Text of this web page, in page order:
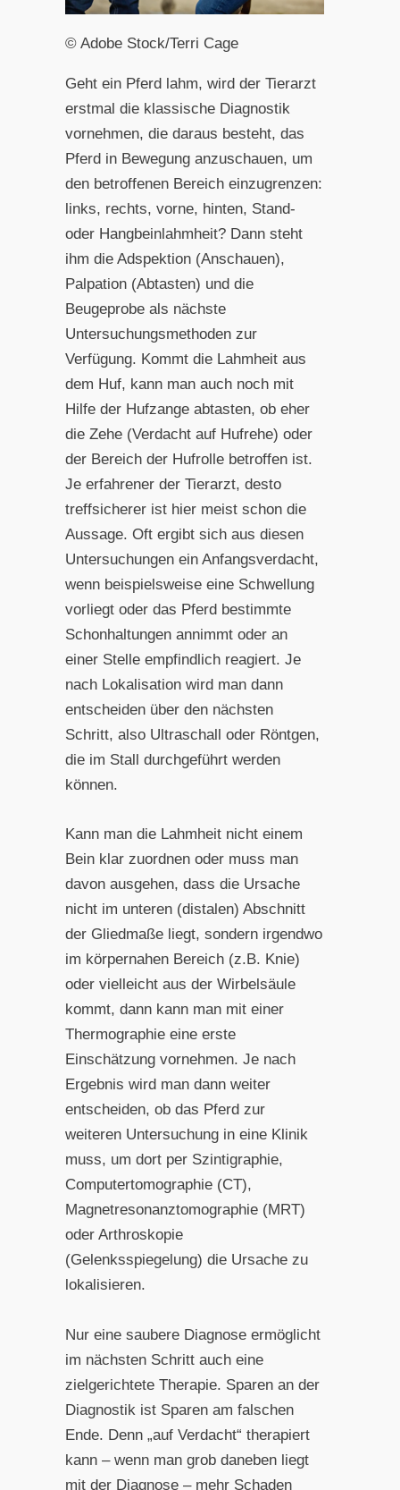
© Adobe Stock/Terri Cage
Geht ein Pferd lahm, wird der Tierarzt
erstmal die klassische Diagnostik
vornehmen, die daraus besteht, das
Pferd in Bewegung anzuschauen, um
den betroffenen Bereich einzugrenzen:
links, rechts, vorne, hinten, Stand-
oder Hangbeinlahmheit? Dann steht
ihm die Adspektion (Anschauen),
Palpation (Abtasten) und die
Beugeprobe als nächste
Untersuchungsmethoden zur
Verfügung. Kommt die Lahmheit aus
dem Huf, kann man auch noch mit
Hilfe der Hufzange abtasten, ob eher
die Zehe (Verdacht auf Hufrehe) oder
der Bereich der Hufrolle betroffen ist.
Je erfahrener der Tierarzt, desto
treffsicherer ist hier meist schon die
Aussage. Oft ergibt sich aus diesen
Untersuchungen ein Anfangsverdacht,
wenn beispielsweise eine Schwellung
vorliegt oder das Pferd bestimmte
Schonhaltungen annimmt oder an
einer Stelle empfindlich reagiert. Je
nach Lokalisation wird man dann
entscheiden über den nächsten
Schritt, also Ultraschall oder Röntgen,
die im Stall durchgeführt werden
können.
Kann man die Lahmheit nicht einem
Bein klar zuordnen oder muss man
davon ausgehen, dass die Ursache
nicht im unteren (distalen) Abschnitt
der Gliedmaße liegt, sondern irgendwo
im körpernahen Bereich (z.B. Knie)
oder vielleicht aus der Wirbelsäule
kommt, dann kann man mit einer
Thermographie eine erste
Einschätzung vornehmen. Je nach
Ergebnis wird man dann weiter
entscheiden, ob das Pferd zur
weiteren Untersuchung in eine Klinik
muss, um dort per Szintigraphie,
Computertomographie (CT),
Magnetresonanztomographie (MRT)
oder Arthroskopie
(Gelenksspiegelung) die Ursache zu
lokalisieren.
Nur eine saubere Diagnose ermöglicht
im nächsten Schritt auch eine
zielgerichtete Therapie. Sparen an der
Diagnostik ist Sparen am falschen
Ende. Denn „auf Verdacht“ therapiert
kann – wenn man grob daneben liegt
mit der Diagnose – mehr Schaden